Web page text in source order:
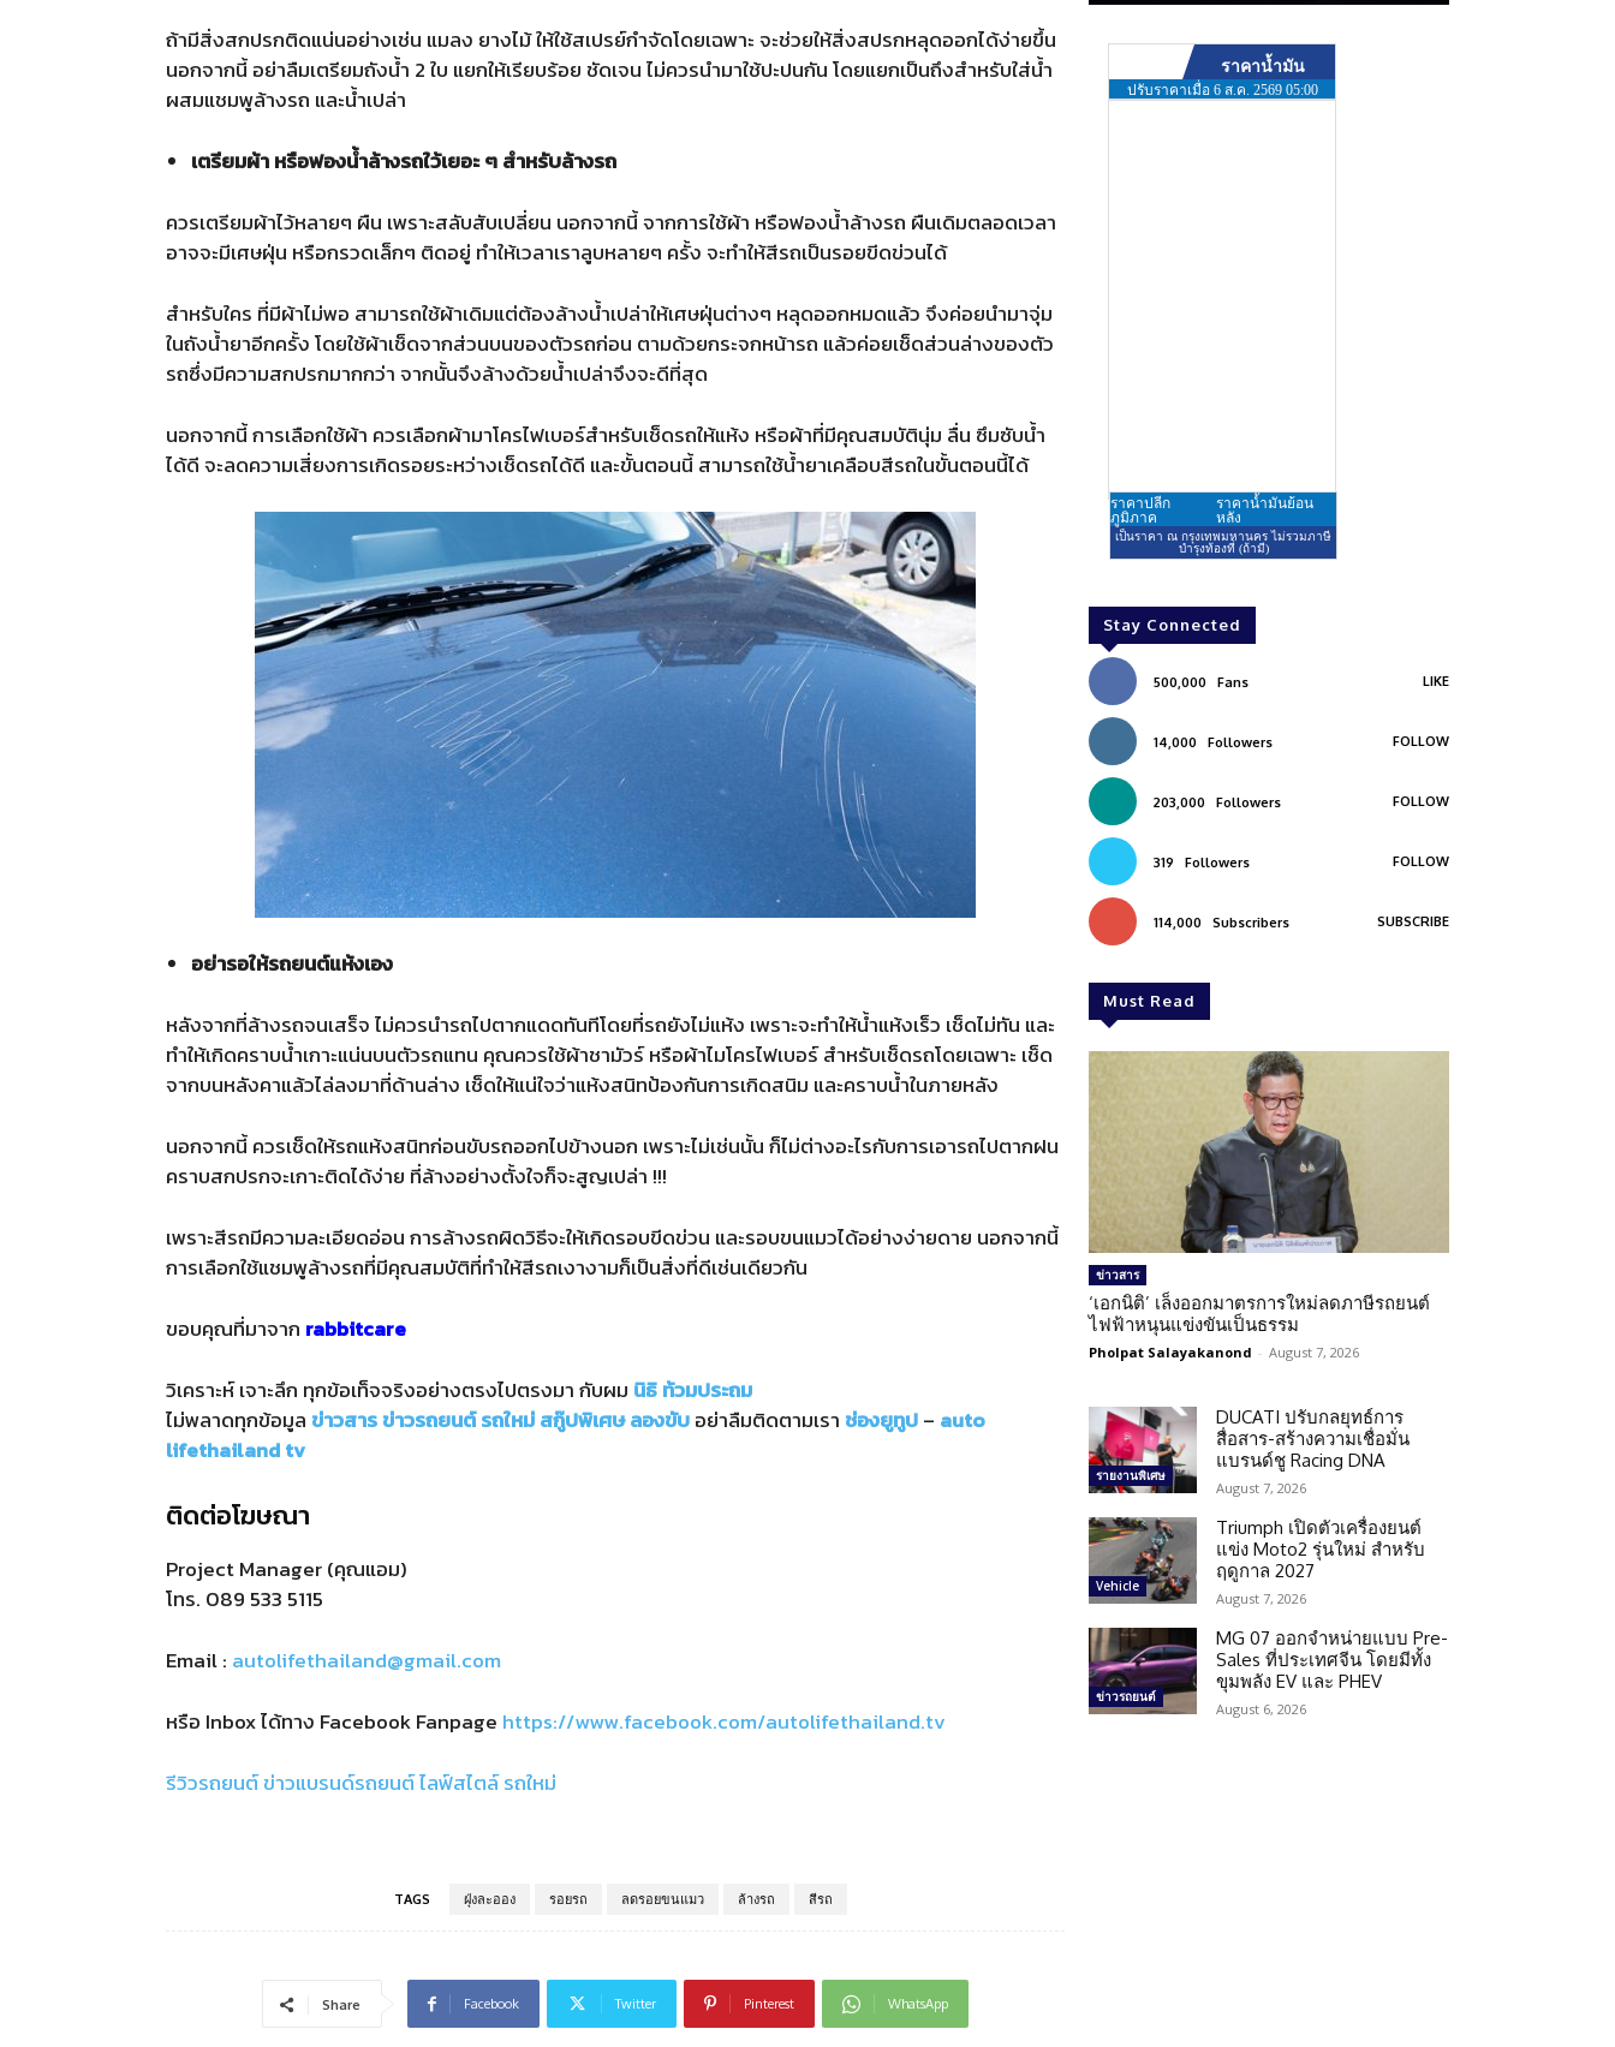
ถ้ามีสิ่งสกปรกติดแน่นอย่างเช่น แมลง ยางไม้ ให้ใช้สเปรย์กำจัดโดยเฉพาะ จะช่วยให้สิ่งสปรกหลุดออกได้ง่ายขึ้น
นอกจากนี้ อย่าลืมเตรียมถังน้ำ 2 ใบ แยกให้เรียบร้อย ชัดเจน ไม่ควรนำมาใช้ปะปนกัน โดยแยกเป็นถึงสำหรับใส่น้ำ
ผสมแชมพูล้างรถ และน้ำเปล่า
เตรียมผ้า หรือฟองน้ำล้างรถใว้เยอะ ๆ สำหรับล้างรถ
ควรเตรียมผ้าไว้หลายๆ ผืน เพราะสลับสับเปลี่ยน นอกจากนี้ จากการใช้ผ้า หรือฟองน้ำล้างรถ ผืนเดิมตลอดเวลา
อาจจะมีเศษฝุ่น หรือกรวดเล็กๆ ติดอยู่ ทำให้เวลาเราลูบหลายๆ ครั้ง จะทำให้สีรถเป็นรอยขีดข่วนได้
สำหรับใคร ที่มีผ้าไม่พอ สามารถใช้ผ้าเดิมแต่ต้องล้างน้ำเปล่าให้เศษฝุ่นต่างๆ หลุดออกหมดแล้ว จึงค่อยนำมาจุ่ม
ในถังน้ำยาอีกครั้ง โดยใช้ผ้าเช็ดจากส่วนบนของตัวรถก่อน ตามด้วยกระจกหน้ารถ แล้วค่อยเช็ดส่วนล่างของตัว
รถซึ่งมีความสกปรกมากกว่า จากนั้นจึงล้างด้วยน้ำเปล่าจึงจะดีที่สุด
นอกจากนี้ การเลือกใช้ผ้า ควรเลือกผ้ามาโครไฟเบอร์สำหรับเช็ดรถให้แห้ง หรือผ้าที่มีคุณสมบัตินุ่ม ลื่น ซึมซับน้ำ
ได้ดี จะลดความเสี่ยงการเกิดรอยระหว่างเช็ดรถได้ดี และขั้นตอนนี้ สามารถใช้น้ำยาเคลือบสีรถในขั้นตอนนี้ได้
อย่ารอให้รถยนต์แห้งเอง
หลังจากที่ล้างรถจนเสร็จ ไม่ควรนำรถไปตากแดดทันทีโดยที่รถยังไม่แห้ง เพราะจะทำให้น้ำแห้งเร็ว เช็ดไม่ทัน และ
ทำให้เกิดคราบน้ำเกาะแน่นบนตัวรถแทน คุณควรใช้ผ้าชามัวร์ หรือผ้าไมโครไฟเบอร์ สำหรับเช็ดรถโดยเฉพาะ เช็ด
จากบนหลังคาแล้วไล่ลงมาที่ด้านล่าง เช็ดให้แน่ใจว่าแห้งสนิทป้องกันการเกิดสนิม และคราบน้ำในภายหลัง
นอกจากนี้ ควรเช็ดให้รถแห้งสนิทก่อนขับรถออกไปข้างนอก เพราะไม่เช่นนั้น ก็ไม่ต่างอะไรกับการเอารถไปตากฝน
คราบสกปรกจะเกาะติดได้ง่าย ที่ล้างอย่างตั้งใจก็จะสูญเปล่า !!!
เพราะสีรถมีความละเอียดอ่อน การล้างรถผิดวิธีจะให้เกิดรอบขีดข่วน และรอบขนแมวได้อย่างง่ายดาย นอกจากนี้
การเลือกใช้แชมพูล้างรถที่มีคุณสมบัติที่ทำให้สีรถเงางามก็เป็นสิ่งที่ดีเช่นเดียวกัน
ขอบคุณที่มาจาก rabbitcare
วิเคราะห์ เจาะลึก ทุกข้อเท็จจริงอย่างตรงไปตรงมา กับผม นิธิ ท้วมประถม
ไม่พลาดทุกข้อมูลข่าวสารข่าวรถยนต์รถใหม่สกู๊ปพิเศษลองขับอย่าลืมติดตามเราช่องยูทูป– auto
lifethailand tv
ติดต่อโฆษณา
Project Manager (คุณแอม)
โทร. 089 533 5115
Email : autolifethailand@gmail.com
หรือ Inbox ได้ทาง Facebook Fanpage https://www.facebook.com/autolifethailand.tv
รีวิวรถยนต์ข่าวแบรนด์รถยนต์ไลฟ์สไตล์รถใหม่
TAGS ฝุ่งละออง รอยรถ ลดรอยขนแมว ล้างรถ สีรถ
Share Facebook Twitter Pinterest WhatsApp
Stay Connected
500,000 Fans LIKE
14,000 Followers FOLLOW
203,000 Followers FOLLOW
319 Followers FOLLOW
114,000 Subscribers SUBSCRIBE
Must Read
ข่าวสาร
‘เอกนิติ’ เล็งออกมาตรการใหม่ลดภาษีรถยนต์
ไฟฟ้าหนุนแข่งขันเป็นธรรม
Pholpat Salayakanond - August 7, 2026
รายงานพิเศษ
DUCATI ปรับกลยุทธ์การ
สื่อสาร-สร้างความเชื่อมั่น
แบรนด์ชู Racing DNA
August 7, 2026
Vehicle
Triumph เปิดตัวเครื่องยนต์
แข่ง Moto2 รุ่นใหม่ สำหรับ
ฤดูกาล 2027
August 7, 2026
ข่าวรถยนต์
MG 07 ออกจำหน่ายแบบ Pre-
Sales ที่ประเทศจีน โดยมีทั้ง
ขุมพลัง EV และ PHEV
August 6, 2026